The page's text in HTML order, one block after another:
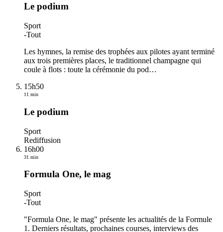
Le podium
Sport
-Tout
Les hymnes, la remise des trophées aux pilotes ayant terminé
aux trois premières places, le traditionnel champagne qui
coule à flots : toute la cérémonie du pod…
15h50
11 min
Le podium
Sport
Rediffusion
16h00
31 min
Formula One, le mag
Sport
-Tout
"Formula One, le mag" présente les actualités de la Formule
1. Derniers résultats, prochaines courses, interviews des